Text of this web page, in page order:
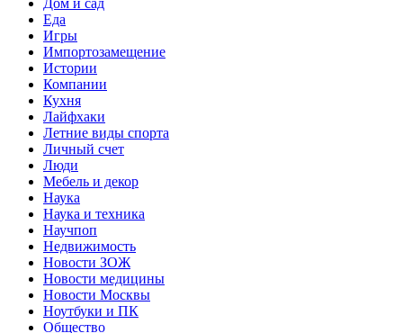
Еда
Игры
Импортозамещение
Истории
Компании
Кухня
Лайфхаки
Летние виды спорта
Личный счет
Люди
Мебель и декор
Наука
Наука и техника
Научпоп
Недвижимость
Новости ЗОЖ
Новости медицины
Новости Москвы
Ноутбуки и ПК
Общество